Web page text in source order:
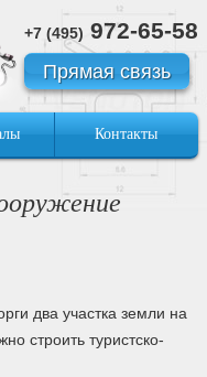
+7 (495) 972-65-58
Прямая связь
Контакты
два участка земли на
строить туристско-